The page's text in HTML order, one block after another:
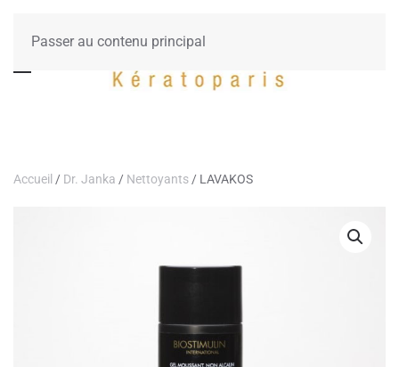
Passer au contenu principal
Accueil / Dr. Janka / Nettoyants / LAVAKOS